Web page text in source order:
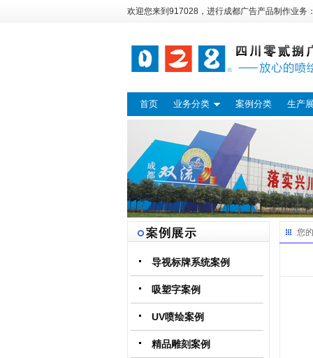
欢迎您来到917028，进行成都广告产品制作业务
首页 业务分类 案例分类 生产
导视标牌系统案例
吸塑字案例
UV喷绘案例
精品雕刻案例
您